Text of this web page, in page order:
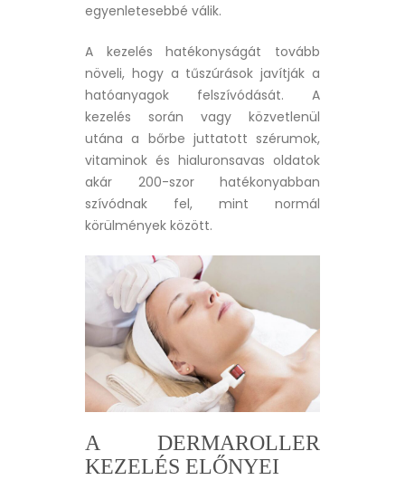
egyenletesebbé válik.
A kezelés hatékonyságát tovább
növeli, hogy a tűszúrások javítják a
hatóanyagok felszívódását. A
kezelés során vagy közvetlenül
utána a bőrbe juttatott szérumok,
vitaminok és hialuronsavas oldatok
akár 200-szor hatékonyabban
szívódnak fel, mint normál
körülmények között.
A DERMAROLLER
KEZELÉS ELŐNYEI